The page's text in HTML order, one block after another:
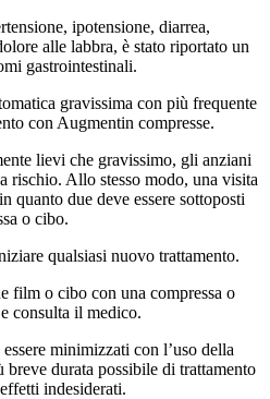
ipotensione, diarrea,
alle labbra, è stato riportato un
gastrointestinali.
gravissima con più frequente
con Augmentin compresse.
lievi che gravissimo, gli anziani
rischio. Allo stesso modo, una visita
quanto due deve essere sottoposti
o cibo.
qualsiasi nuovo trattamento.
film o cibo con una compressa o
consulta il medico.
minimizzati con l’uso della
durata possibile di trattamento
indesiderati.